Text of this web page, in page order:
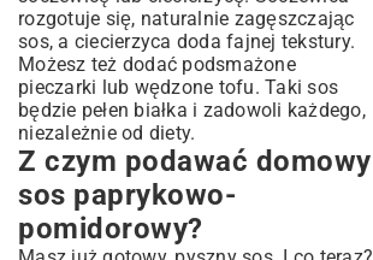
rozgotuje się, naturalnie zagęszczając
sos, a ciecierzyca doda fajnej tekstury.
Możesz też dodać podsmażone
pieczarki lub wędzone tofu. Taki sos
będzie pełen białka i zadowoli każdego,
niezależnie od diety.
Z czym podawać domowy
sos paprykowo-
pomidorowy?